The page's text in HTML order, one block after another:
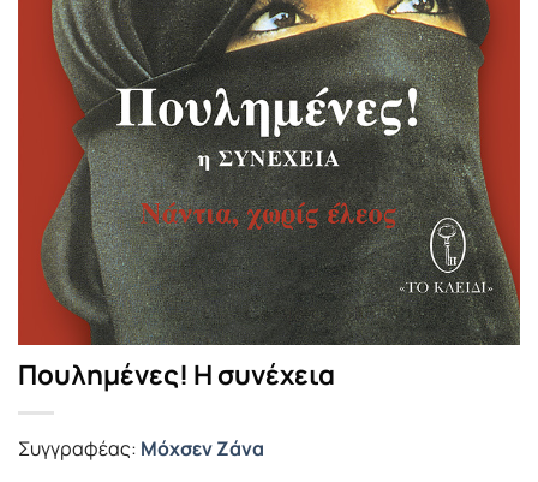
Πουλημένες! Η συνέχεια
Συγγραφέας: Μόχσεν Ζάνα